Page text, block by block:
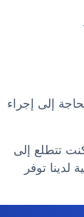
إلى إجراء
تتطلع إلى
لدينا توفر